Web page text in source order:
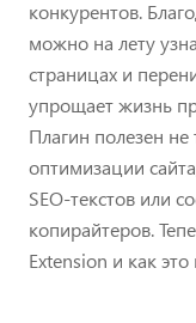
конкурентов.
можно на лету
страницах и
упрощает жизнь
Плагин полезен не
оптимизации
SEO-текстов или
копирайтеров.
Extension и как